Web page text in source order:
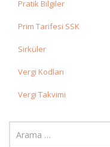
Pratik Bilgiler
Prim Tarifesi SSK
Sirküler
Vergi Kodları
Vergi Takvimi